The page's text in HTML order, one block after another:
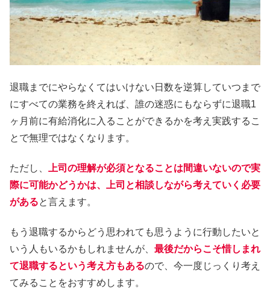
退職までにやらなくてはいけない日数を逆算していつまで
にすべての業務を終えれば、誰の迷惑にもならずに退職1
ヶ月前に有給消化に入ることができるかを考え実践するこ
とで無理ではなくなります。
ただし、
上司の理解が必須となることは間違いないので実
際に可能かどうかは、上司と相談しながら考えていく必要
があると言えます。
もう退職するからどう思われても思うように行動したいと
いう人もいるかもしれませんが、 最後だからこそ惜しまれ
て退職するという考え方もあるので、今一度じっくり考え
てみることをおすすめします。